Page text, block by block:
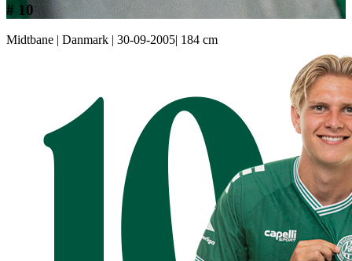
# 10
Midtbane | Danmark | 30-09-2005| 184 cm